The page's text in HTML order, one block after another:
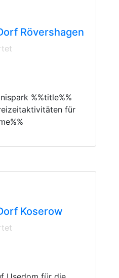
Rövershagen
%%title%%
für
Koserow